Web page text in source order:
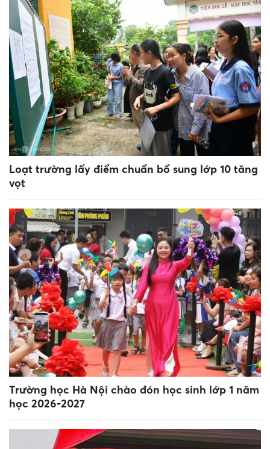
Loạt trường lấy điểm chuẩn bổ sung lớp 10 tăng
vọt
Trường học Hà Nội chào đón học sinh lớp 1 năm
học 2026-2027